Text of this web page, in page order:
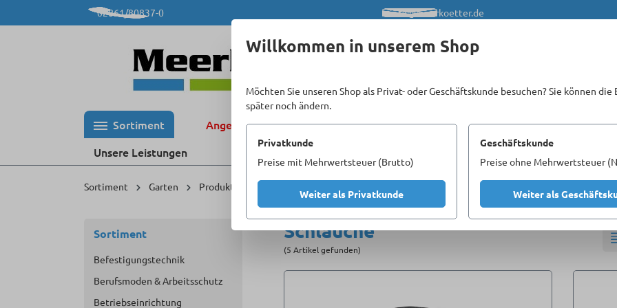
Hauptinhalt springen
Zur Hauptnavigation springen
02861/80837-0 info@meerkoetter.de
Sortiment Angebote % Kataloge
Unsere Homepages
Unsere Leistungen
Willkommen in unserem Shop
Möchten Sie unseren Shop als Privat- oder Geschäftskunde besuchen? Sie können die
später noch ändern.
Privatkunde
Preise mit Mehrwertsteuer (Brutto)
Weiter als Privatkunde
Geschäftskunde
Preise ohne Mehrwertsteuer
Weiter als
Sortiment Garten Produktzubehör
Sortiment
Befestigungstechnik
Berufsmoden & Arbeitsschutz
Betriebseinrichtung
Schläuche
(5 Artikel gefunden)